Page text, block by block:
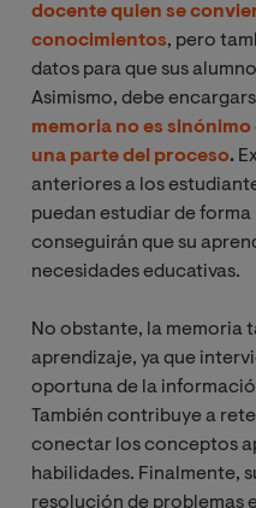
docente quien se
conocimientos, pero
datos para que sus
Asimismo, debe
memoria no es
una parte del proceso.
anteriores a los
puedan estudiar de forma
conseguirán que su
necesidades educativas.
No obstante, la memoria
aprendizaje, ya que
oportuna de la
También contribuye a
conectar los conceptos
habilidades. Finalmente,
resolución de problemas